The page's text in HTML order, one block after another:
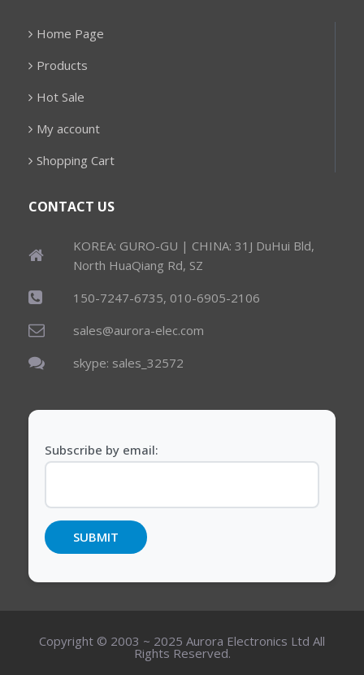
Home Page
Products
Hot Sale
My account
Shopping Cart
CONTACT US
KOREA: GURO-GU | CHINA: 31J DuHui Bld,
North HuaQiang Rd, SZ
150-7247-6735, 010-6905-2106
sales@aurora-elec.com
skype: sales_32572
Subscribe by email:
Copyright © 2003 ~ 2025 Aurora Electronics Ltd All
Rights Reserved.